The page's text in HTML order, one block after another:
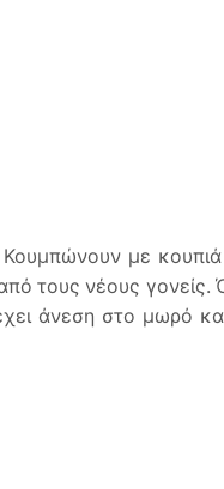
Κουμπώνουν με
τους νέους γονείς.
άνεση στο μωρό